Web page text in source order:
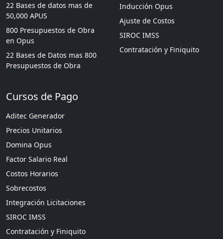
22 Bases de datos mas de
50,000 APUS
800 Presupuestos de Obra
en Opus
22 Bases de Datos mas 800
Presupuestos de Obra
Inducción Opus
Ajuste de Costos
SIROC IMSS
Contratación y Finiquito
Cursos de Pago
Aditec Generador
Precios Unitarios
Domina Opus
Factor Salario Real
Costos Horarios
Sobrecostos
Integración Licitaciones
SIROC IMSS
Contratación y Finiquito